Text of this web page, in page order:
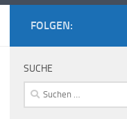
FOLGEN:
SUCHE
Suchen
nach: